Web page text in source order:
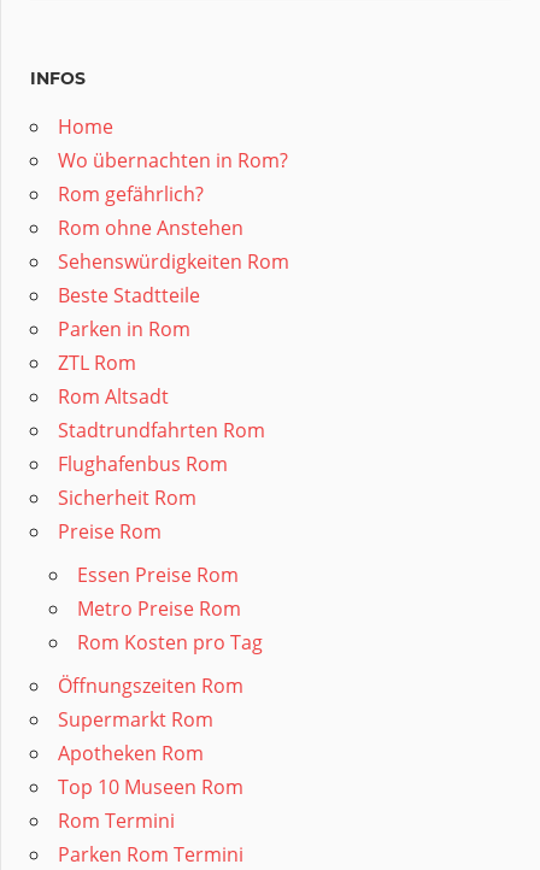
INFOS
Home
Wo übernachten in Rom?
Rom gefährlich?
Rom ohne Anstehen
Sehenswürdigkeiten Rom
Beste Stadtteile
Parken in Rom
ZTL Rom
Rom Altsadt
Stadtrundfahrten Rom
Flughafenbus Rom
Sicherheit Rom
Preise Rom
Essen Preise Rom
Metro Preise Rom
Rom Kosten pro Tag
Öffnungszeiten Rom
Supermarkt Rom
Apotheken Rom
Top 10 Museen Rom
Rom Termini
Parken Rom Termini